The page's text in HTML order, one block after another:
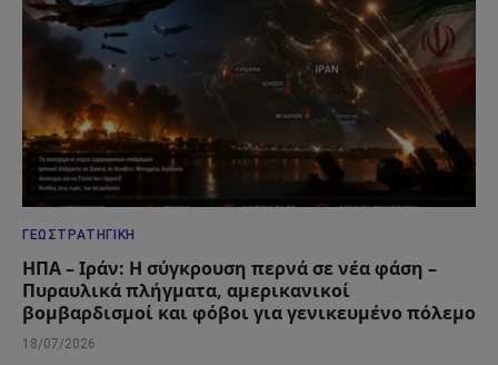
ΓΕΩΣΤΡΑΤΗΓΙΚΉ
ΗΠΑ – Ιράν: Η σύγκρουση περνά σε νέα φάση –
Πυραυλικά πλήγματα, αμερικανικοί
βομβαρδισμοί και φόβοι για γενικευμένο πόλεμο
18/07/2026